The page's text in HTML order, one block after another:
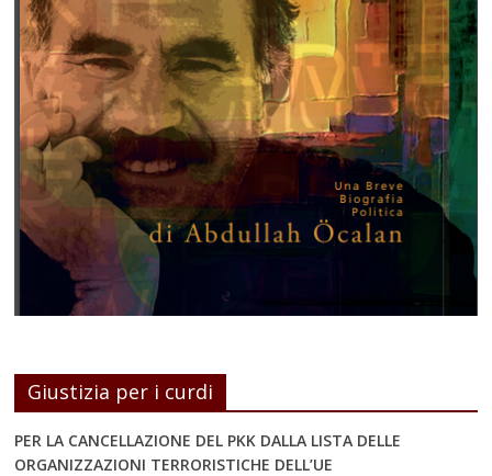
Giustizia per i curdi
PER LA CANCELLAZIONE DEL PKK DALLA LISTA DELLE
ORGANIZZAZIONI TERRORISTICHE DELL’UE